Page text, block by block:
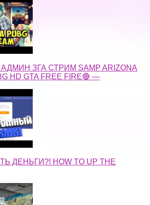
ЗГА СТРИМ SAMP ARIZONA
HD GTA FREE FIRE🔴 —
ДЕНЬГИ?! HOW TO UP THE